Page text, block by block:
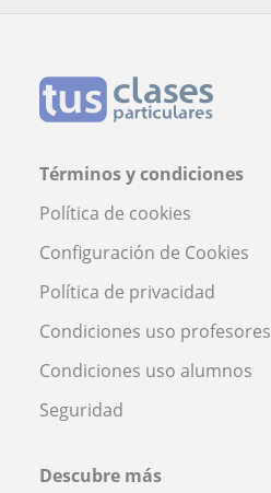
Términos y condiciones
Política de cookies
Configuración de Cookies
Política de privacidad
Condiciones uso profesores
Condiciones uso alumnos
Seguridad
Descubre más